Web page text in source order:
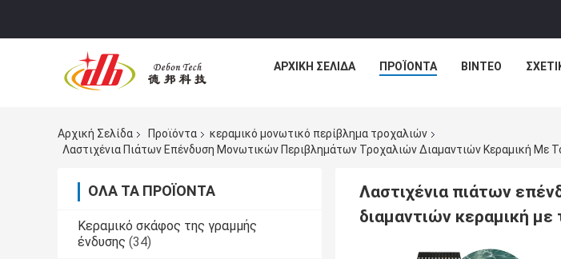
ΑΡΧΙΚΉ ΣΕΛΊΔΑ ΠΡΟΪΌΝΤΑ ΒΊΝΤΕΟ
Αρχική Σελίδα Προϊόντα
κεραμικό μονωτικό περίβλημα τροχαλιών
Λαστιχένια Πιάτων Επένδυση Μονωτικών Περιβλημάτων Τροχαλιών Διαμαντιών Κεραμική Με
ΌΛΑ ΤΑ ΠΡΟΪΌΝΤΑ
Κεραμικό σκάφος της γραμμής
ένδυσης (34)
Λαστιχένια πιάτων
διαμαντιών κεραμική